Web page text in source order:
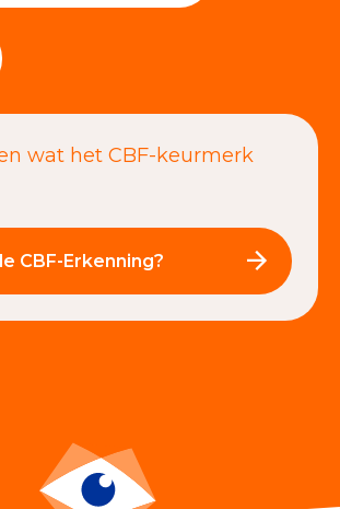
wat het CBF-keurmerk
CBF-Erkenning?